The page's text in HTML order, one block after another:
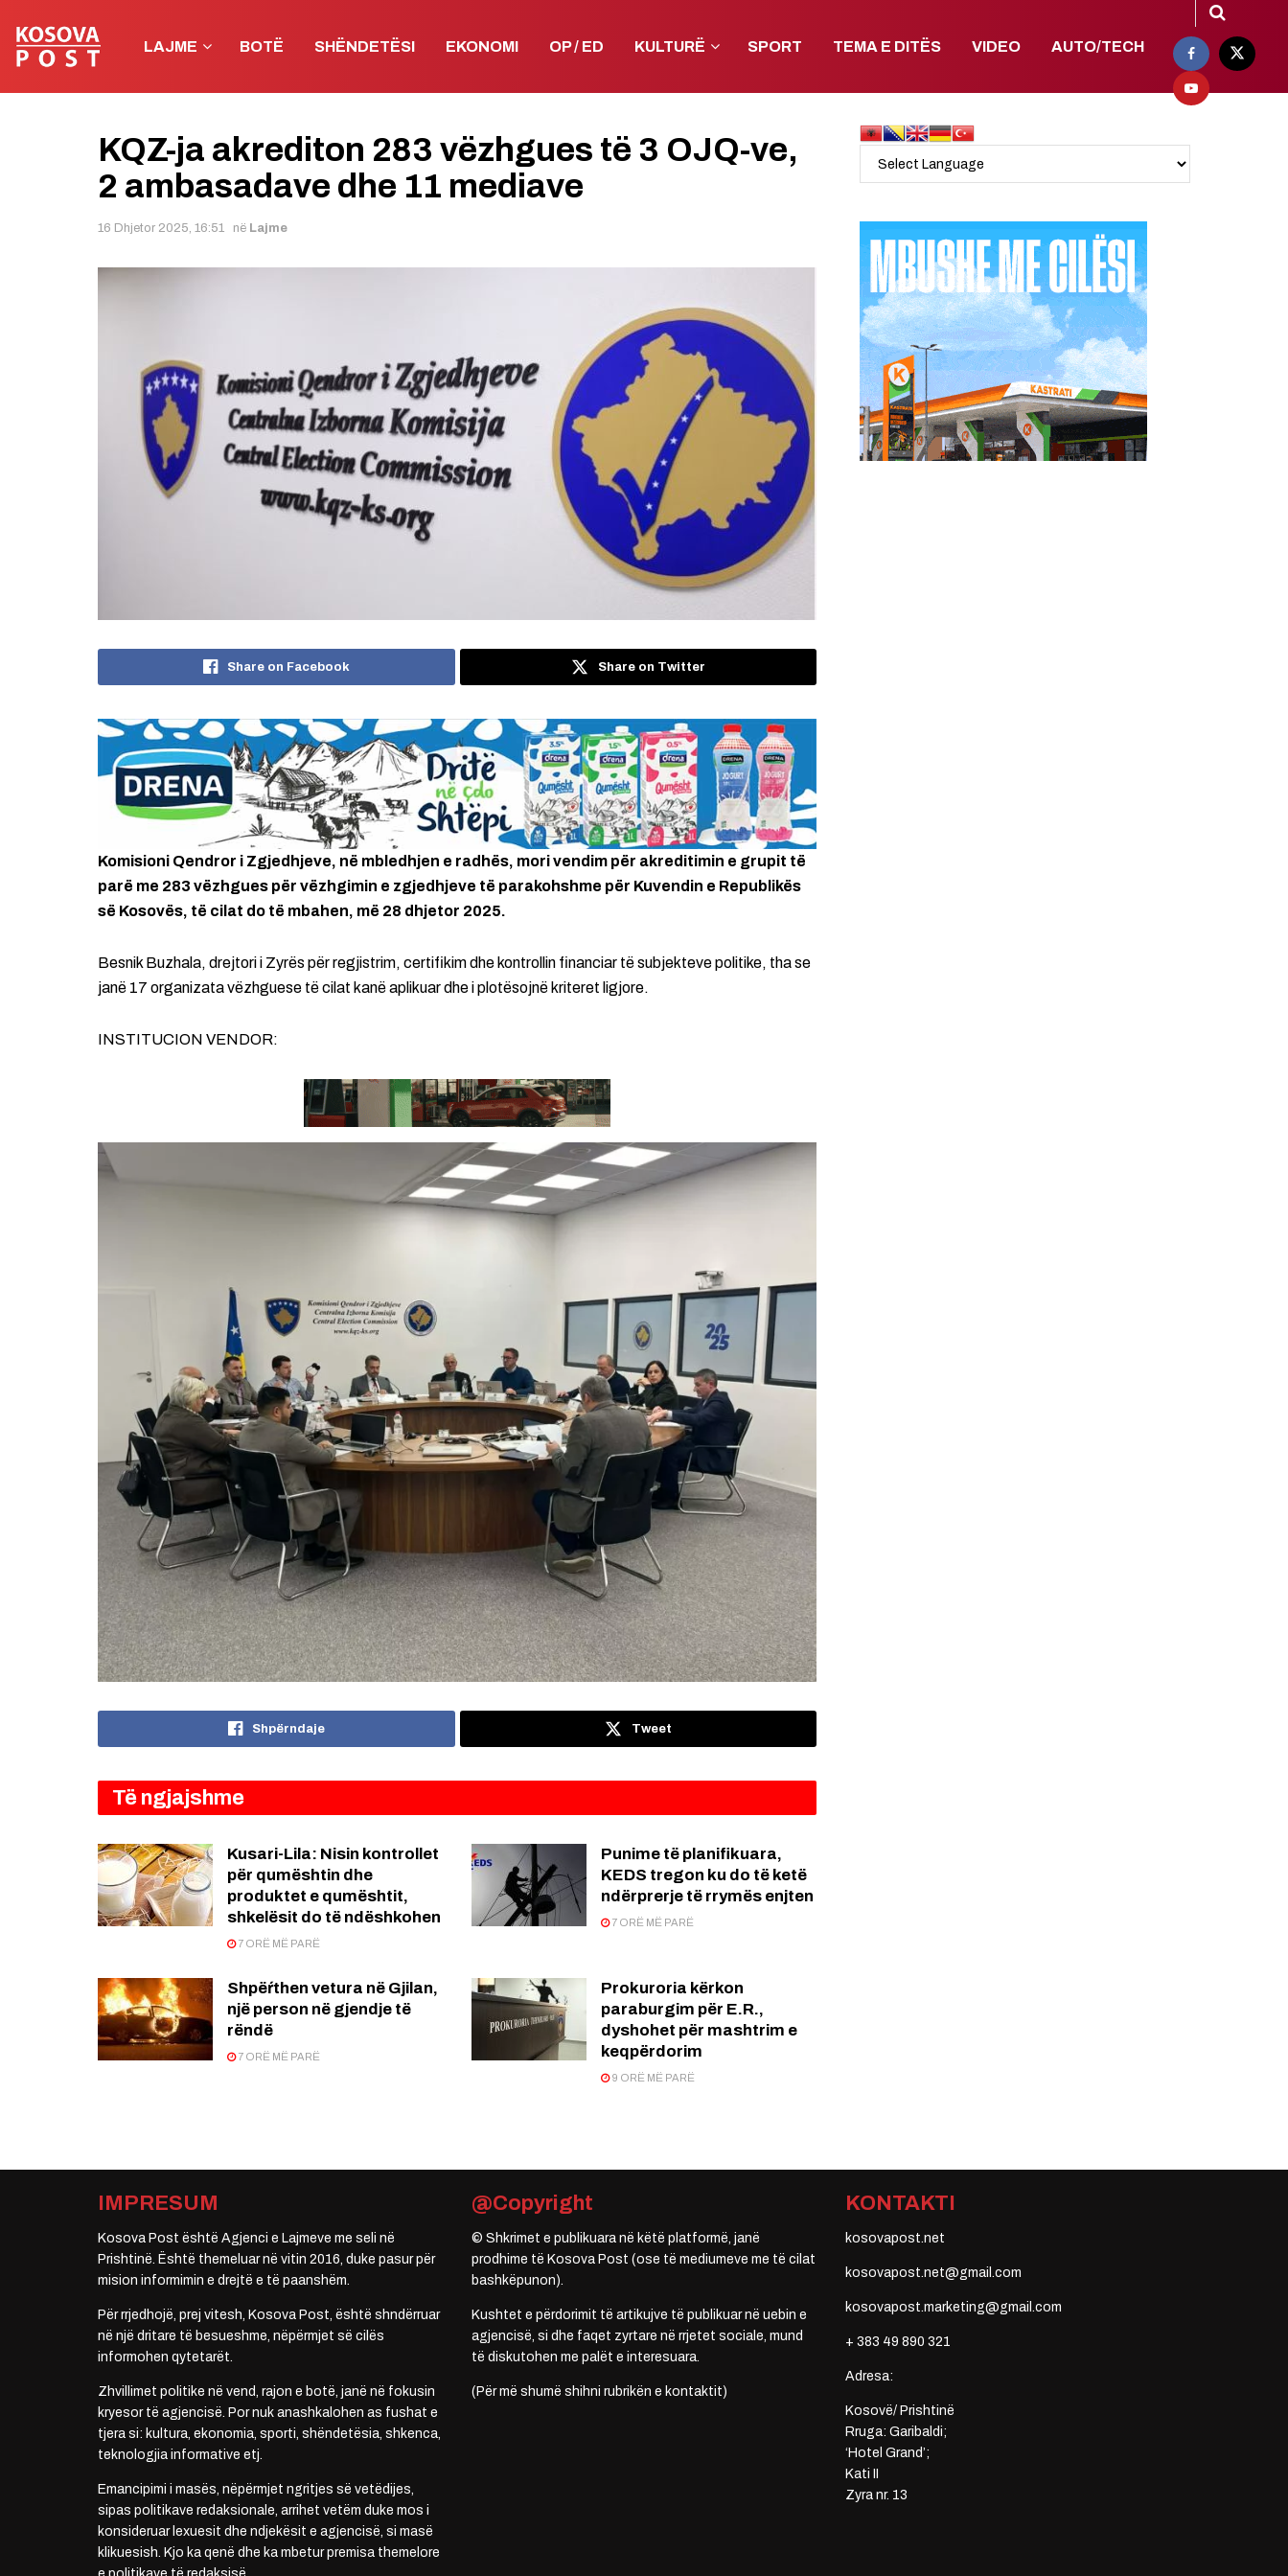
LAJME BOTË SHËNDETËSI EKONOMI OP / ED KULTURË SPORT TEMA E DITËS VIDEO AUTO/TECH
KQZ-ja akrediton 283 vëzhgues të 3 OJQ-ve,
2 ambasadave dhe 11 mediave
16 Dhjetor 2025, 16:51 në Lajme
Share on Facebook Share on Twitter
Komisioni Qendror i Zgjedhjeve, në mbledhjen e radhës, mori vendim për akreditimin e grupit të
parë me 283 vëzhgues për vëzhgimin e zgjedhjeve të parakohshme për Kuvendin e Republikës
së Kosovës, të cilat do të mbahen, më 28 dhjetor 2025.
Besnik Buzhala, drejtori i Zyrës për regjistrim, certifikim dhe kontrollin financiar të subjekteve politike, tha se
janë 17 organizata vëzhguese të cilat kanë aplikuar dhe i plotësojnë kriteret ligjore.
INSTITUCION VENDOR:
Shpërndaje Tweet
Të ngjajshme
Kusari-Lila: Nisin kontrollet
për qumështin dhe
produktet e qumështit,
shkelësit do të ndëshkohen
7 ORË MË PARË
Punime të planifikuara,
KEDS tregon ku do të ketë
ndërprerje të rrymës enjten
7 ORË MË PARË
Shpëŕthen vetura në Gjilan,
një person në gjendje të
rëndë
7 ORË MË PARË
Prokuroria kërkon
paraburgim për E.R.,
dyshohet për mashtrim e
keqpërdorim
9 ORË MË PARË
IMPRESUM
Kosova Post është Agjenci e Lajmeve me seli në
Prishtinë. Është themeluar në vitin 2016, duke pasur për
mision informimin e drejtë e të paanshëm.
Për rrjedhojë, prej vitesh, Kosova Post, është shndërruar
në një dritare të besueshme, nëpërmjet së cilës
informohen qytetarët.
Zhvillimet politike në vend, rajon e botë, janë në fokusin
kryesor të agjencisë. Por nuk anashkalohen as fushat e
tjera si: kultura, ekonomia, sporti, shëndetësia, shkenca,
teknologjia informative etj.
Emancipimi i masës, nëpërmjet ngritjes së vetëdijes,
sipas politikave redaksionale, arrihet vetëm duke mos i
konsideruar lexuesit dhe ndjekësit e agjencisë, si masë
klikuesish. Kjo ka qenë dhe ka mbetur premisa themelore
@Copyright
© Shkrimet e publikuara në këtë platformë, janë
prodhime të Kosova Post (ose të mediumeve me të cilat
bashkëpunon).
Kushtet e përdorimit të artikujve të publikuar në uebin e
agjencisë, si dhe faqet zyrtare në rrjetet sociale, mund
të diskutohen me palët e interesuara.
(Për më shumë shihni rubrikën e kontaktit)
KONTAKTI
kosovapost.net
kosovapost.net@gmail.com
kosovapost.marketing@gmail.com
+ 383 49 890 321
Adresa:
Kosovë/ Prishtinë
Rruga: Garibaldi;
‘Hotel Grand’;
Kati II
Zyra nr. 13